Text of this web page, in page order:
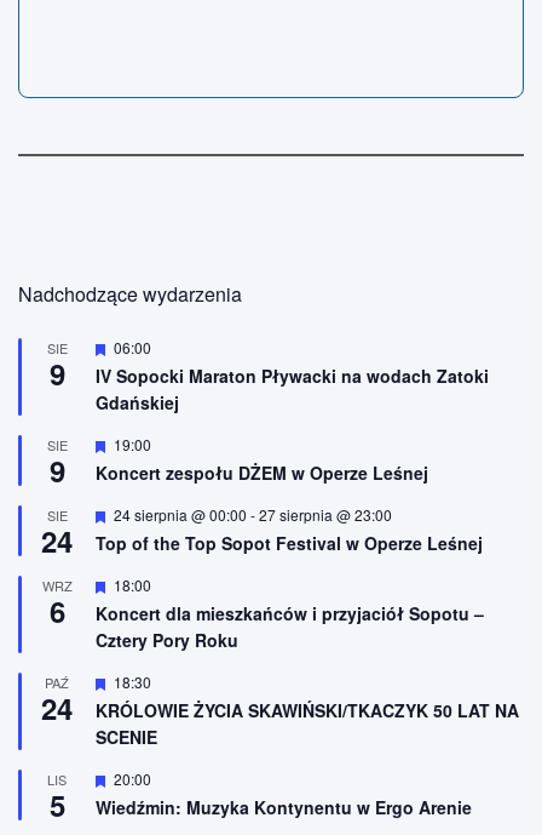
Nadchodzące wydarzenia
SIE
9
W
y
r
ó
n
o
e
06:00
IV Sopocki Maraton Pływacki na wodach Zatoki
Gdańskiej
SIE
9
W
r
ż
n
o
n
e
19:00
Koncert zespołu DŻEM w Operze Leśnej
SIE
24
W
r
ż
n
o
e
24 sierpnia @ 00:00 -27 sierpnia @ 23:00
Top of the Top Sopot Festival w Operze Leśnej
WRZ
6
W
r
ó
n
i
o
n
18:00
Koncert dla mieszkańców i przyjaciół Sopotu –
Cztery Pory Roku
PAŹ
24
W
y
r
ó
n
i
o
18:30
KRÓLOWIE ŻYCIA SKAWIŃSKI/TKACZYK 50 LAT NA
SCENIE
LIS
5
W
y
r
20:00
Wiedźmin: Muzyka Kontynentu w Ergo Arenie